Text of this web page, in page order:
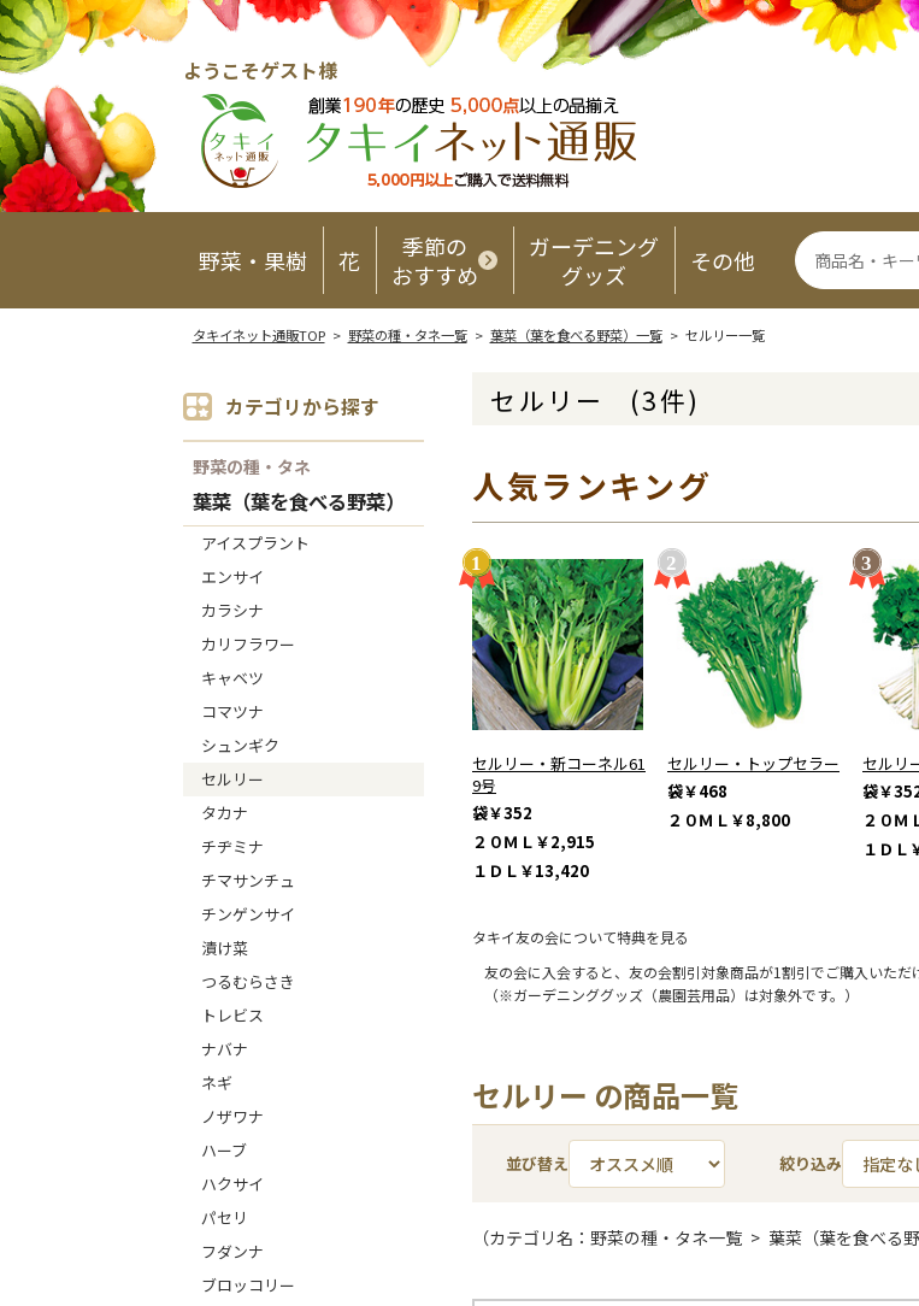
ようこそゲスト様
野菜・果樹 花
季節の
おすすめ
ガーデニング
グッズ
その他
タキイネット通販TOP> 野菜の種・タネ一覧> 葉菜（葉を食べる野菜）一覧> セルリー一覧
カテゴリから探す
野菜の種・タネ
葉菜（葉を食べる野菜）
アイスプラント
エンサイ
カラシナ
カリフラワー
キャベツ
コマツナ
シュンギク
セルリー
タカナ
チヂミナ
チマサンチュ
チンゲンサイ
漬け菜
つるむらさき
トレビス
ナバナ
ネギ
ノザワナ
ハーブ
ハクサイ
パセリ
フダンナ
ブロッコリー
セルリー (3件)
人気ランキング
セルリー・新コーネル61
9号
袋￥352
２０ＭＬ ￥2,915
１ＤＬ ￥13,420
セルリー・トップセラー
袋￥468
２０ＭＬ ￥8,800
セルリ
袋￥
２０Ｍ
１ＤＬ
タキイ友の会について特典を見る
友の会に入会すると、友の会割引対象商品が1割引でご購入いただ
（※ガーデニンググッズ（農園芸用品）は対象外です。）
セルリー の商品一覧
並び替え 絞り込み
（カテゴリ名：野菜の種・タネ一覧 > 葉菜（葉を食べる